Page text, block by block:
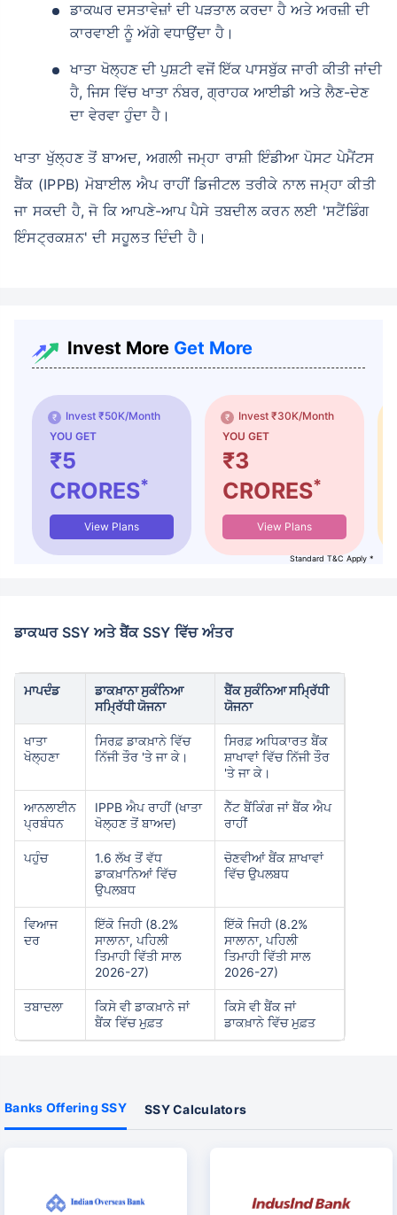
ਡਾਕਘਰ ਦਸਤਾਵੇਜ਼ਾਂ ਦੀ ਪੜਤਾਲ ਕਰਦਾ ਹੈ ਅਤੇ ਅਰਜ਼ੀ ਦੀ
ਕਾਰਵਾਈ ਨੂੰ ਅੱਗੇ ਵਧਾਉਂਦਾ ਹੈ।
ਖਾਤਾ ਖੋਲ੍ਹਣ ਦੀ ਪੁਸ਼ਟੀ ਵਜੋਂ ਇੱਕ ਪਾਸਬੁੱਕ ਜਾਰੀ ਕੀਤੀ ਜਾਂਦੀ
ਹੈ, ਜਿਸ ਵਿੱਚ ਖਾਤਾ ਨੰਬਰ, ਗ੍ਰਾਹਕ ਆਈਡੀ ਅਤੇ ਲੈਣ-ਦੇਣ
ਦਾ ਵੇਰਵਾ ਹੁੰਦਾ ਹੈ।
ਖਾਤਾ ਖੁੱਲ੍ਹਣ ਤੋਂ ਬਾਅਦ, ਅਗਲੀ ਜਮ੍ਹਾ ਰਾਸ਼ੀ ਇੰਡੀਆ ਪੋਸਟ ਪੇਮੈਂਟਸ
ਬੈਂਕ (IPPB) ਮੋਬਾਈਲ ਐਪ ਰਾਹੀਂ ਡਿਜੀਟਲ ਤਰੀਕੇ ਨਾਲ ਜਮ੍ਹਾ ਕੀਤੀ
ਜਾ ਸਕਦੀ ਹੈ, ਜੋ ਕਿ ਆਪਣੇ-ਆਪ ਪੈਸੇ ਤਬਦੀਲ ਕਰਨ ਲਈ 'ਸਟੈਂਡਿੰਗ
ਇੰਸਟ੍ਰਕਸ਼ਨ' ਦੀ ਸਹੂਲਤ ਦਿੰਦੀ ਹੈ।
Invest More Get More
Invest ₹50K/Month
YOU GET
₹5
CRORES*
View Plans
Invest ₹30K/Month
YOU GET
₹3
CRORES*
View Plans
Standard T&C Apply *
ਡਾਕਘਰ SSY ਅਤੇ ਬੈਂਕ SSY ਵਿੱਚ ਅੰਤਰ
ਮਾਪਦੰਡ
ਡਾਕਖ਼ਾਨਾ ਸੁਕੰਨਿਆ
ਸਮ੍ਰਿੱਧੀ ਯੋਜਨਾ
ਬੈਂਕ ਸੁਕੰਨਿਆ ਸਮ੍ਰਿੱਧੀ
ਯੋਜਨਾ
ਖਾਤਾ
ਖੋਲ੍ਹਣਾ
ਸਿਰਫ਼ ਡਾਕਖ਼ਾਨੇ ਵਿੱਚ
ਨਿੱਜੀ ਤੌਰ 'ਤੇ ਜਾ ਕੇ।
ਸਿਰਫ਼ ਅਧਿਕਾਰਤ ਬੈਂਕ
ਸ਼ਾਖਾਵਾਂ ਵਿੱਚ ਨਿੱਜੀ ਤੌਰ
'ਤੇ ਜਾ ਕੇ।
ਆਨਲਾਈਨ
ਪ੍ਰਬੰਧਨ
IPPB ਐਪ ਰਾਹੀਂ (ਖਾਤਾ
ਖੋਲ੍ਹਣ ਤੋਂ ਬਾਅਦ)
ਨੈੱਟ ਬੈਂਕਿੰਗ ਜਾਂ ਬੈਂਕ ਐਪ
ਰਾਹੀਂ
ਪਹੁੰਚ
1.6 ਲੱਖ ਤੋਂ ਵੱਧ
ਡਾਕਖ਼ਾਨਿਆਂ ਵਿੱਚ
ਉਪਲਬਧ
ਚੋਣਵੀਆਂ ਬੈਂਕ ਸ਼ਾਖਾਵਾਂ
ਵਿੱਚ ਉਪਲਬਧ
ਵਿਆਜ
ਦਰ
ਇੱਕੋ ਜਿਹੀ (8.2%
ਸਾਲਾਨਾ, ਪਹਿਲੀ
ਤਿਮਾਹੀ ਵਿੱਤੀ ਸਾਲ
2026-27)
ਇੱਕੋ ਜਿਹੀ (8.2%
ਸਾਲਾਨਾ, ਪਹਿਲੀ
ਤਿਮਾਹੀ ਵਿੱਤੀ ਸਾਲ
2026-27)
ਤਬਾਦਲਾ
ਕਿਸੇ ਵੀ ਡਾਕਖ਼ਾਨੇ ਜਾਂ
ਬੈਂਕ ਵਿੱਚ ਮੁਫ਼ਤ
ਕਿਸੇ ਵੀ ਬੈਂਕ ਜਾਂ
ਡਾਕਖ਼ਾਨੇ ਵਿੱਚ ਮੁਫ਼ਤ
Banks Offering SSY SSY Calculators
Securing Your Child's Future